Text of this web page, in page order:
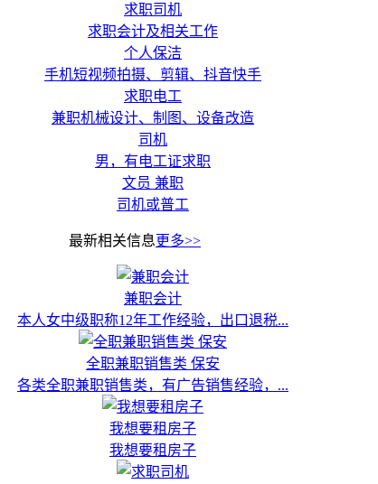
求职司机
求职会计及相关工作
个人保洁
手机短视频拍摄、剪辑、抖音快手
求职电工
兼职机械设计、制图、设备改造
司机
男，有电工证求职
文员 兼职
司机或普工
最新相关信息更多>>
兼职会计
本人女中级职称12年工作经验，出口退税...
全职兼职销售类 保安
各类全职兼职销售类，有广告销售经验，...
我想要租房子
我想要租房子